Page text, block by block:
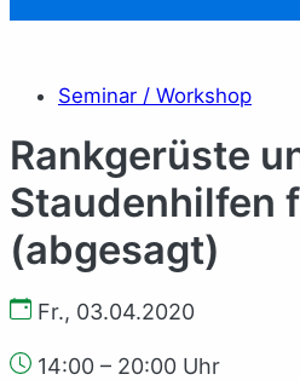
Seminar / Workshop
Rankgerüste
Staudenhilfen
(abgesagt)
Fr., 03.04.2020
14:00 – 20:00 Uhr